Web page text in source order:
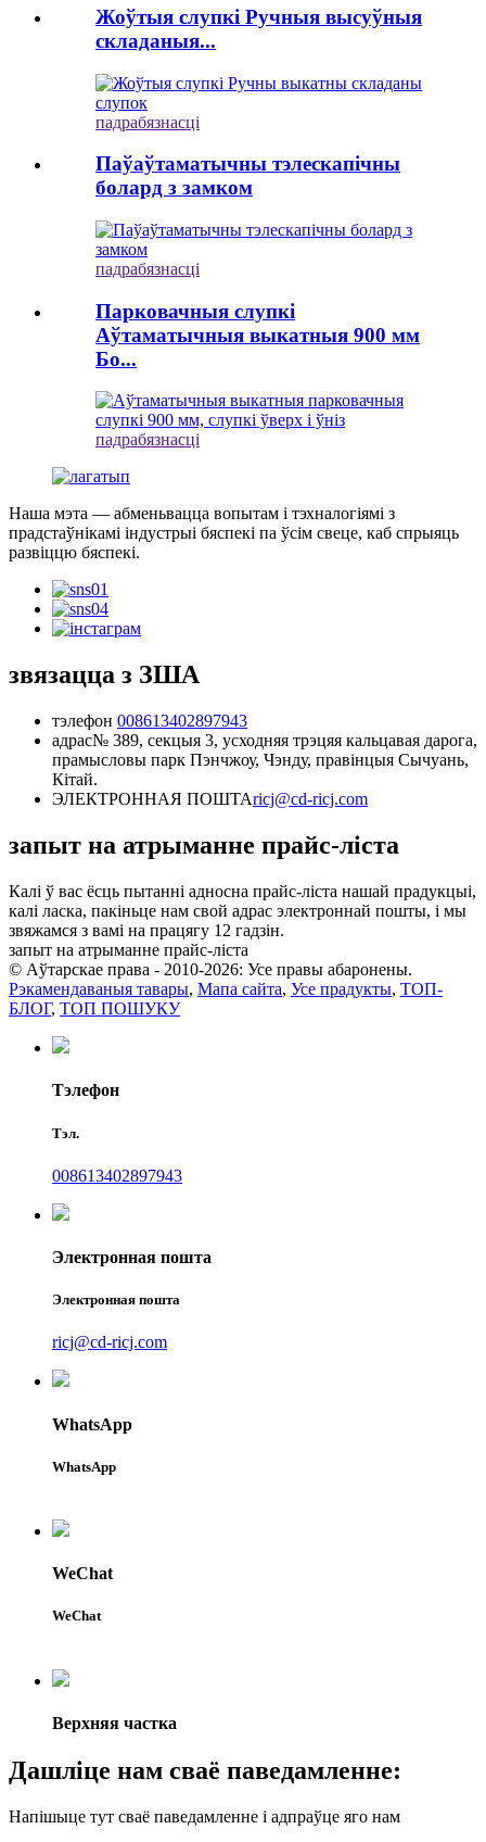
Жоўтыя слупкі Ручныя высуўныя
складаныя...
падрабязнасці
Паўаўтаматычны тэлескапічны
болард з замком
падрабязнасці
Парковачныя слупкі
Аўтаматычныя выкатныя 900 мм
Бо...
падрабязнасці
Наша мэта — абменьвацца вопытам і тэхналогіямі з
прадстаўнікамі індустрыі бяспекі па ўсім свеце, каб спрыяць
развіццю бяспекі.
звязацца з ЗША
тэлефон 008613402897943
адрас№ 389, секцыя 3, усходняя трэцяя кальцавая дарога,
прамысловы парк Пэнчжоу, Чэнду, правінцыя Сычуань,
Кітай.
ЭЛЕКТРОННАЯ ПОШТАricj@cd-ricj.com
запыт на атрыманне прайс-ліста
Калі ў вас ёсць пытанні адносна прайс-ліста нашай прадукцыі,
калі ласка, пакіньце нам свой адрас электроннай пошты, і мы
звяжамся з вамі на працягу 12 гадзін.
запыт на атрыманне прайс-ліста
© Аўтарскае права - 2010-2026: Усе правы абаронены.
Рэкамендаваныя тавары, Мапа сайта, Усе прадукты, ТОП-
БЛОГ, ТОП ПОШУКУ
Тэлефон
Тэл.
008613402897943
Электронная пошта
Электронная пошта
ricj@cd-ricj.com
WhatsApp
WhatsApp
WeChat
WeChat
Верхняя частка
Дашліце нам сваё паведамленне:
Напішыце тут сваё паведамленне і адпраўце яго нам